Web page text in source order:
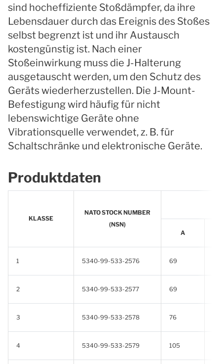
sind hocheffiziente Stoßdämpfer, da ihre
Lebensdauer durch das Ereignis des Stoßes
selbst begrenzt ist und ihr Austausch
kostengünstig ist. Nach einer
Stoßeinwirkung muss die J-Halterung
ausgetauscht werden, um den Schutz des
Geräts wiederherzustellen. Die J-Mount-
Befestigung wird häufig für nicht
lebenswichtige Geräte ohne
Vibrationsquelle verwendet, z. B. für
Schaltschränke und elektronische Geräte.
Produktdaten
KLASSE
NATO STOCK NUMBER
(NSN)
A
1 5340-99-533-2576 69
2 5340-99-533-2577 69
3 5340-99-533-2578 76
4 5340-99-533-2579 105